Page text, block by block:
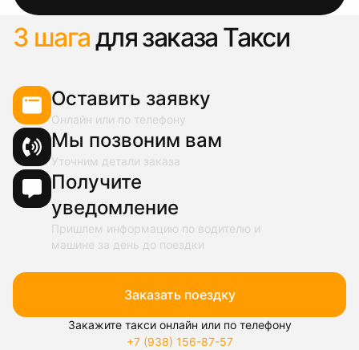
3 шагадля заказа Такси
Оставить заявку
Онлайн или по телефону
Мы позвоним вам
Уточним детали заказа
Получите
уведомление
Пришлем информацию по водителю и
машине за день до поездки
Заказать поездку
Закажите такси онлайн или по телефону
+7 (938) 156-87-57